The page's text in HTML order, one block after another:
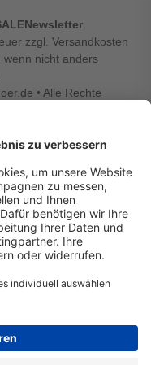
Newsletter
zzgl. Versandkosten
nicht anders
• Alle Rechte
für Ihr Office
Druckerzubehör
Computer oder Ihr
genau
unter anderem Tinte
– großer sowie
Online Fachhandel für
oder den Alltag mit
macht, finden Sie
Beleuchtung,